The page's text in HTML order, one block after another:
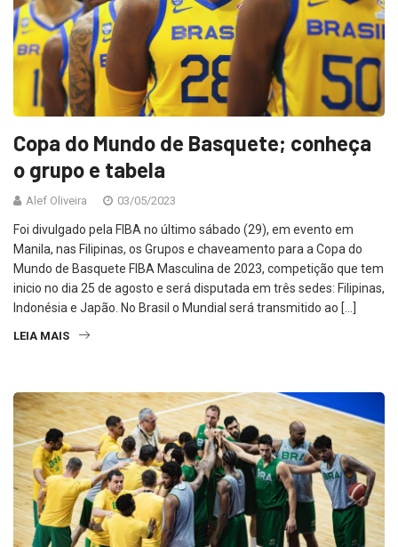
Copa do Mundo de Basquete; conheça
o grupo e tabela
Alef Oliveira 03/05/2023
Foi divulgado pela FIBA no último sábado (29), em evento em
Manila, nas Filipinas, os Grupos e chaveamento para a Copa do
Mundo de Basquete FIBA Masculina de 2023, competição que tem
inicio no dia 25 de agosto e será disputada em três sedes: Filipinas,
Indonésia e Japão. No Brasil o Mundial será transmitido ao […]
LEIA MAIS